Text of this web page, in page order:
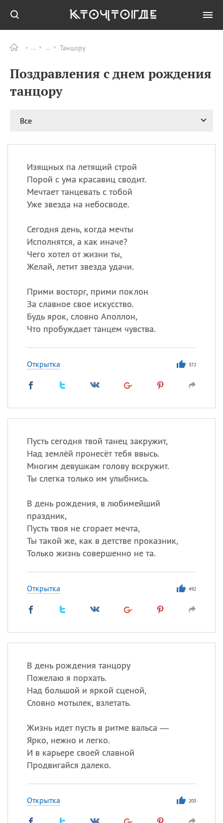
Танцору
Поздравления с днем рождения
танцору
Все
Изящных па летящий строй
Порой с ума красавиц сводит.
Мечтает танцевать с тобой
Уже звезда на небосводе.
Сегодня день, когда мечты
Исполнятся, а как иначе?
Чего хотел от жизни ты,
Желай, летит звезда удачи.
Прими восторг, прими поклон
За славное свое искусство.
Будь ярок, словно Аполлон,
Что пробуждает танцем чувства.
Открытка 372
Пусть сегодня твой танец закружит,
Над землёй пронесёт тебя ввысь.
Многим девушкам голову вскружит.
Ты слегка только им улыбнись.
В день рождения, в любимейший
праздник,
Пусть твоя не сгорает мечта,
Ты такой же, как в детстве проказник,
Только жизнь совершенно не та.
Открытка 492
В день рождения танцору
Пожелаю я порхать.
Над большой и яркой сценой,
Словно мотылек, взлетать.
Жизнь идет пусть в ритме вальса —
Ярко, нежно и легко.
И в карьере своей славной
Продвигайся далеко.
Открытка 203
09.08 День памяти
великомученика и
Николая Чудотворца
11.08 День полета на
11.08 День Святой Клары —
покровительницы
телевидения
Сегодня празднуют именины
Герман
Анфиса
Посмотреть значение